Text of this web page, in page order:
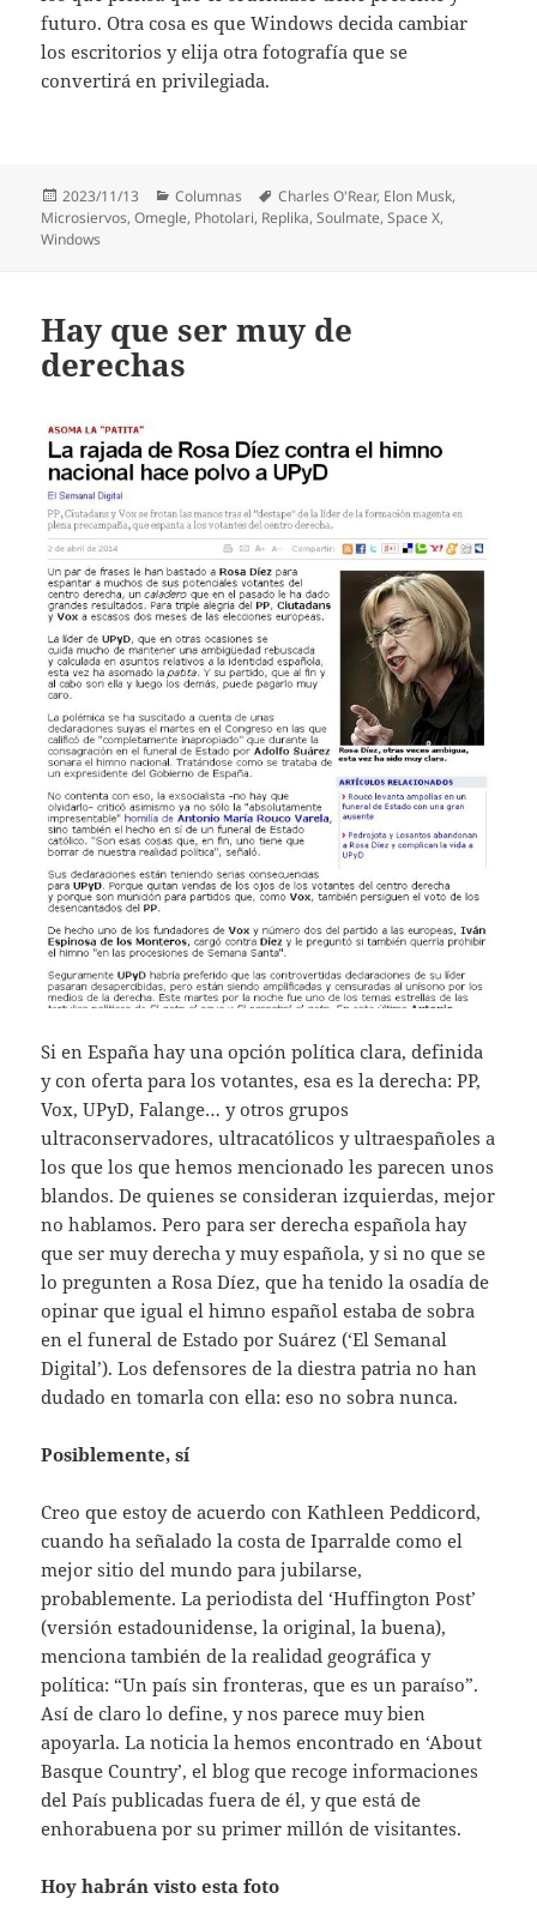
futuro. Otra cosa es que Windows decida cambiar
los escritorios y elija otra fotografía que se
convertirá en privilegiada.
Publicado
el
2023/11/13 Categorías
Columnas Etiquetas
Charles O'Rear, Elon Musk,
Microsiervos,Omegle, Photolari, Replika,Soulmate,Space X,
Windows
Hay que ser muy de
derechas
Si en España hay una opción política clara, definida
y con oferta para los votantes, esa es la derecha: PP,
Vox, UPyD, Falange… y otros grupos
ultraconservadores, ultracatólicos y ultraespañoles a
los que los que hemos mencionado les parecen unos
blandos. De quienes se consideran izquierdas, mejor
no hablamos. Pero para ser derecha española hay
que ser muy derecha y muy española, y si no que se
lo pregunten a Rosa Díez, que ha tenido la osadía de
opinar que igual el himno español estaba de sobra
en el funeral de Estado por Suárez (‘El Semanal
Digital’). Los defensores de la diestra patria no han
dudado en tomarla con ella: eso no sobra nunca.
Posiblemente, sí
Creo que estoy de acuerdo con Kathleen Peddicord,
cuando ha señalado la costa de Iparralde como el
mejor sitio del mundo para jubilarse,
probablemente. La periodista del ‘Huffington Post’
(versión estadounidense, la original, la buena),
menciona también de la realidad geográfica y
política: “Un país sin fronteras, que es un paraíso”.
Así de claro lo define, y nos parece muy bien
apoyarla. La noticia la hemos encontrado en ‘About
Basque Country’, el blog que recoge informaciones
del País publicadas fuera de él, y que está de
enhorabuena por su primer millón de visitantes.
Hoy habrán visto esta foto